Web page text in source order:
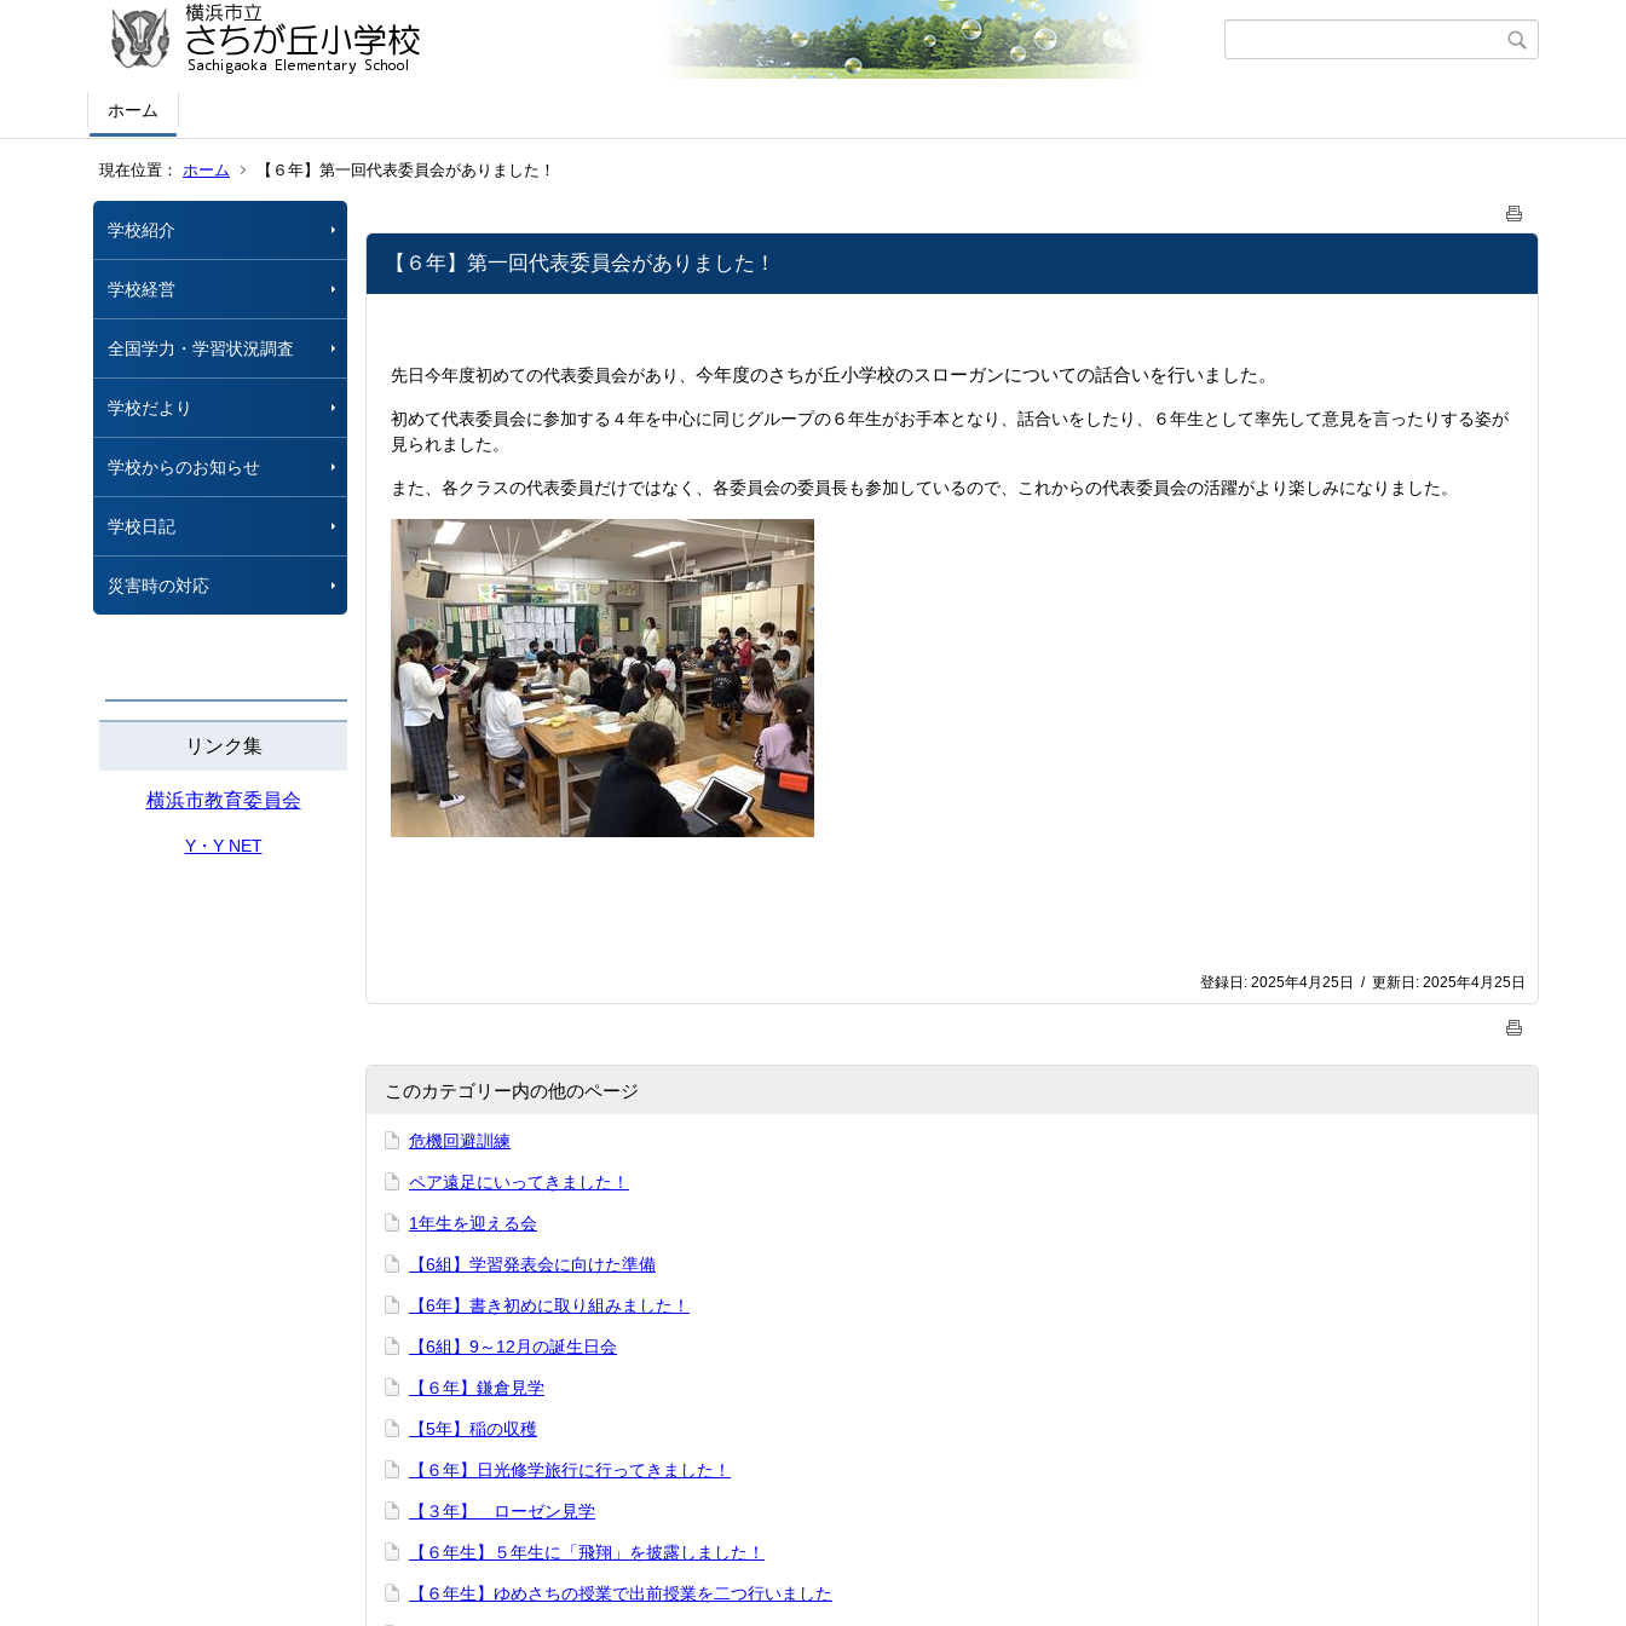
ホーム
現在位置： ホーム 【６年】第一回代表委員会がありました！
学校紹介
学校経営
全国学力・学習状況調査
学校だより
学校からのお知らせ
学校日記
災害時の対応
リンク集
横浜市教育委員会
Y・Y NET
【６年】第一回代表委員会がありました！
先日今年度初めての代表委員会があり、 今年度のさちが丘小学校のスローガンについての話合いを行いました。
初めて代表委員会に参加する４年を中心に同じグループの６年生がお手本となり、話合いをしたり、６年生として率先して意見を言ったりする姿が
見られました。
また、各クラスの代表委員だけではなく、各委員会の委員長も参加しているので、これからの代表委員会の活躍がより楽しみになりました。
登録日: 2025年4月25日 / 更新日: 2025年4月25日
このカテゴリー内の他のページ
危機回避訓練
ペア遠足にいってきました！
1年生を迎える会
【6組】学習発表会に向けた準備
【6年】書き初めに取り組みました！
【6組】9～12月の誕生日会
【６年】鎌倉見学
【5年】稲の収穫
【６年】日光修学旅行に行ってきました！
【３年】 ローゼン見学
【６年生】５年生に「飛翔」を披露しました！
【６年生】ゆめさちの授業で出前授業を二つ行いました